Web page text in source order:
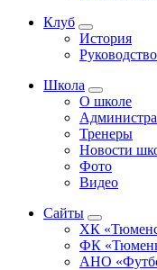
Клуб
История
Руководство
Школа
О школе
Тренеры
Новости
Фото
Видео
Сайты
ХК
ФК
АНО